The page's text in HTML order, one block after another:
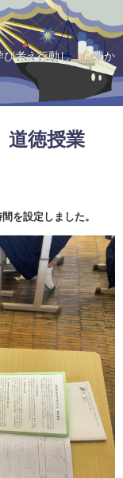
考え行動し 心豊か
徳授業
を設定しました。